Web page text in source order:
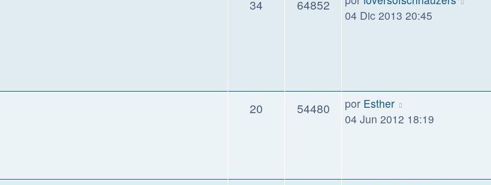
34 64852
04 Dic 2013 20:45
20 54480 por Esther
04 Jun 2012 18:19